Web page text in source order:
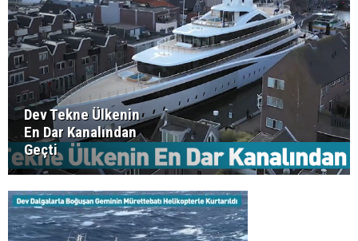
Dev Tekne Ülkenin
En Dar Kanalından
Geçti